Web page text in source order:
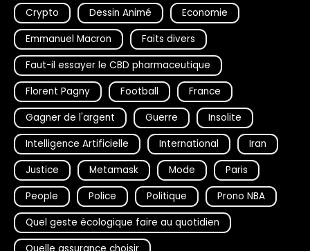
Crypto
Dessin Animé
Economie
Emmanuel Macron
Faits divers
Faut-il essayer le CBD pharmaceutique
Florent Pagny
Football
France
Gagner de l'argent
Guerre
Insolite
Intelligence Artificielle
International
Iran
Justice
Metamask Mode
Paris
People
Police Politique
Prono NBA
Quel geste écologique faire au quotidien